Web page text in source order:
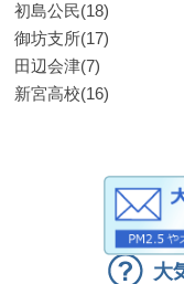
初島公民(18)
御坊支所(17)
田辺会津(7)
新宮高校(16)
大